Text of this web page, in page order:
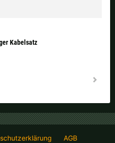
Kabelsatz
AGB